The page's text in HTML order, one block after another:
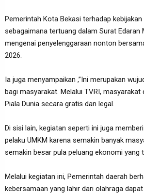
Pemerintah Kota Bekasi terhadap
sebagaimana tertuang dalam Surat Edaran
mengenai penyelenggaraan nonton
2026.
‎Ia juga menyampaikan ,”Ini merupakan
bagi masyarakat. Melalui TVRI, masyarakat
Piala Dunia secara gratis dan legal.
Di sisi lain, kegiatan seperti ini juga
pelaku UMKM karena semakin banyak
semakin besar pula peluang ekonomi yang
Melalui kegiatan ini, Pemerintah daerah
kebersamaan yang lahir dari olahraga